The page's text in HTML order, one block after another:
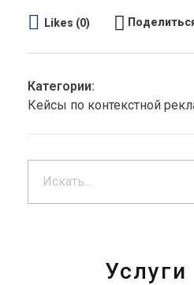
Likes (0)
Категории:
Кейсы по контекстной
Услуги